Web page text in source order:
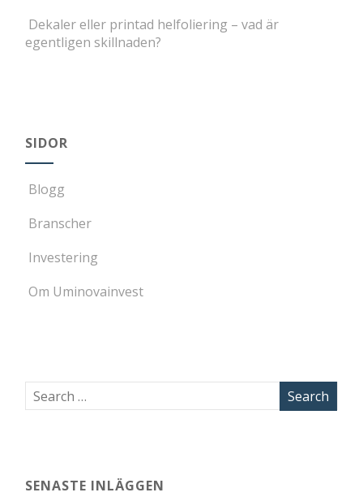
Dekaler eller printad helfoliering – vad är
egentligen skillnaden?
SIDOR
Blogg
Branscher
Investering
Om Uminovainvest
SENASTE INLÄGGEN